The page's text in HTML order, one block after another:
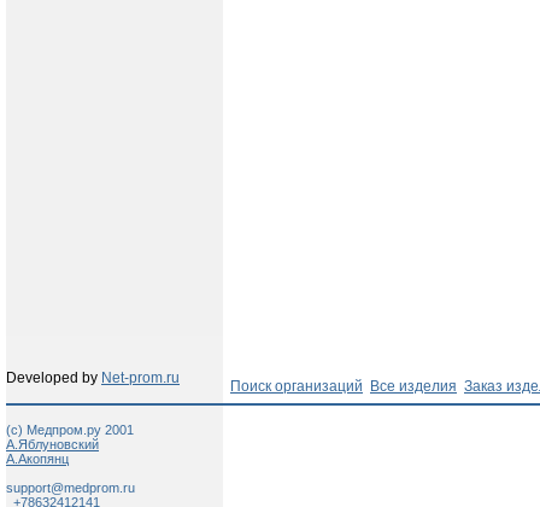
Developed by Net-prom.ru Поиск организаций Все изделия Заказ
(c) Медпром.ру 2001
А.Яблуновский
А.Акопянц
support@medprom.ru
+78632412141